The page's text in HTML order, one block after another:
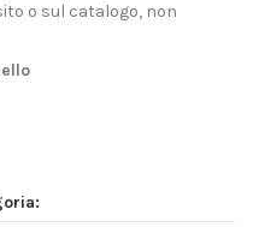
o sul catalogo, non